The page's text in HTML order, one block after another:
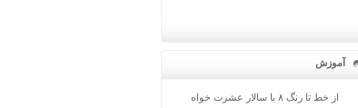
آموزش
از خط تا رنگ ۸ با سالار عشرت خواه